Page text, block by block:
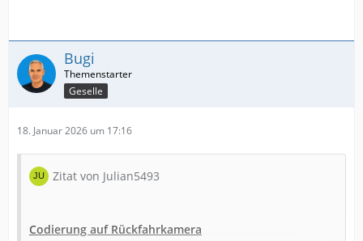
Bugi
Geselle
18. Januar 2026 um 17:16
Zitat von Julian5493
Codierung auf Rückfahrkamera